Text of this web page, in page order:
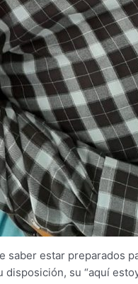
saber estar preparados
su “aquí